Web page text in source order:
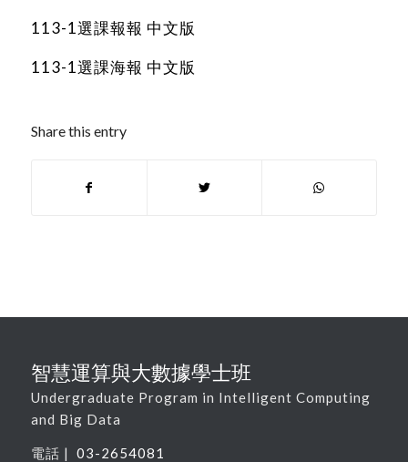
113-1選課報報 中文版
113-1選課海報 中文版
Share this entry
智慧運算與大數據學士班
Undergraduate Program in Intelligent Computing
and Big Data
電話 | 03-2654081